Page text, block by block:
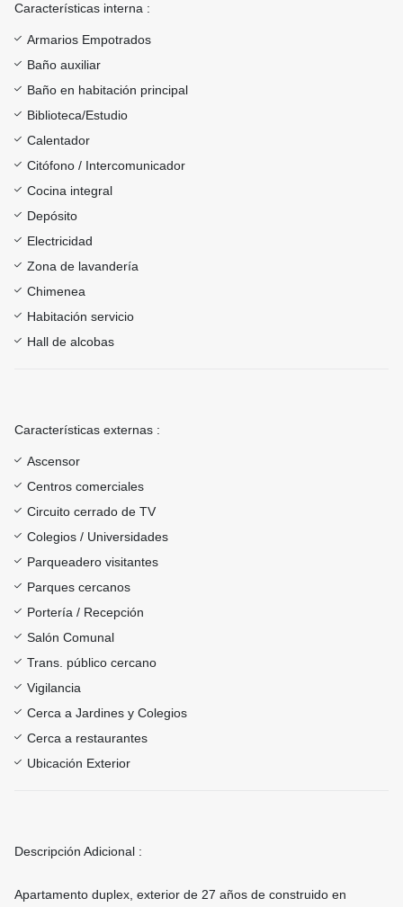
Características interna :
Armarios Empotrados
Baño auxiliar
Baño en habitación principal
Biblioteca/Estudio
Calentador
Citófono / Intercomunicador
Cocina integral
Depósito
Electricidad
Zona de lavandería
Chimenea
Habitación servicio
Hall de alcobas
Características externas :
Ascensor
Centros comerciales
Circuito cerrado de TV
Colegios / Universidades
Parqueadero visitantes
Parques cercanos
Portería / Recepción
Salón Comunal
Trans. público cercano
Vigilancia
Cerca a Jardines y Colegios
Cerca a restaurantes
Ubicación Exterior
Descripción Adicional :
Apartamento duplex, exterior de 27 años de construido en